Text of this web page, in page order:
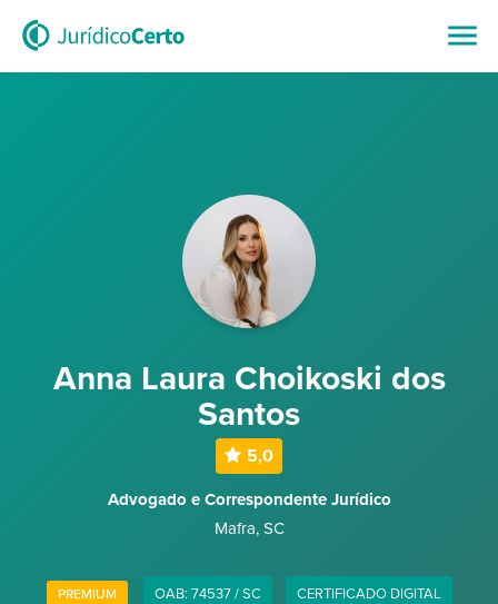
Anna Laura Choikoski dos
Santos
5,0
Advogado e Correspondente Jurídico
Mafra, SC
PREMIUM OAB: 74537 / SC CERTIFICADO DIGITAL